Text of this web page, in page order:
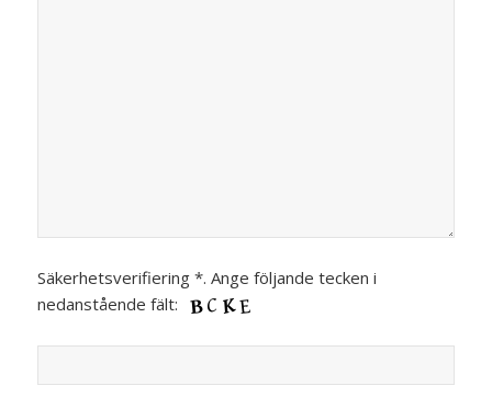
Säkerhetsverifiering *. Ange följande tecken i
nedanstående fält: